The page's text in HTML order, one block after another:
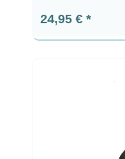
Precio normal:
24,95 €